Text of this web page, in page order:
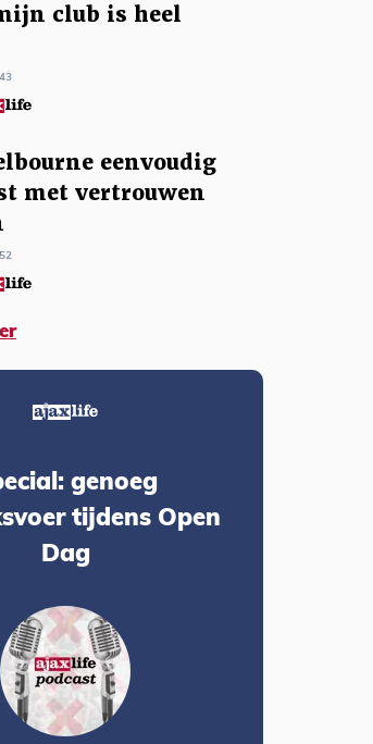
club is heel
eenvoudig
met vertrouwen
genoeg
tijdens Open
Dag